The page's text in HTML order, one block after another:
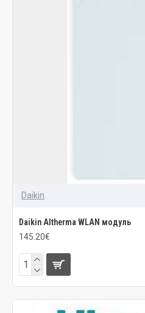
Daikin
Daikin Altherma WLAN модуль
145.20€